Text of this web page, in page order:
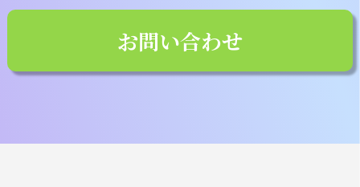
お問い合わせ